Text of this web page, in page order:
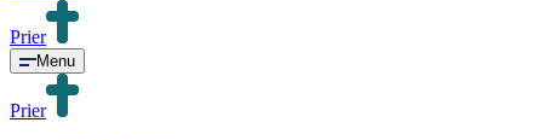
Prier
Menu
Prier